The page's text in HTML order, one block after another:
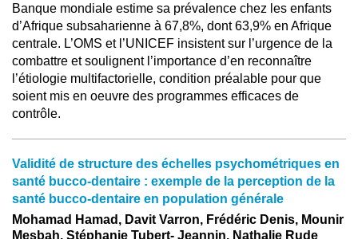
Banque mondiale estime sa prévalence chez les enfants
d’Afrique subsaharienne à 67,8%, dont 63,9% en Afrique
centrale. L’OMS et l’UNICEF insistent sur l’urgence de la
combattre et soulignent l’importance d’en reconnaître
l’étiologie multifactorielle, condition préalable pour que
soient mis en oeuvre des programmes efficaces de
contrôle.
Validité de structure des échelles psychométriques en
santé bucco-dentaire : exemple de la perception de la
santé bucco-dentaire en population générale
Mohamad Hamad, Davit Varron, Frédéric Denis, Mounir
Mesbah, Stéphanie Tubert- Jeannin, Nathalie Rude